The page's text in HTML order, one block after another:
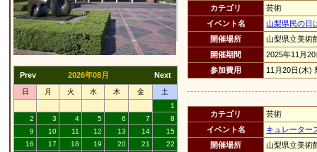
Prev 2026年08月 Next
日 月 火 水 木 金
土
1
2
3 4 5 6 7
8
9
10 11 12 13 14
15
16
17 18 19 20 21
22
カテゴリ
芸術
イベント名
山梨県民の日
開催場所
山梨県立美術
開催期間
2025年11月
参加費用
11月20日(木)
カテゴリ
芸術
イベント名
キュレーター
開催場所
山梨県立美術